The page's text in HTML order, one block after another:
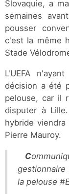
Slovaquie, a
semaines
pousser
c'est la même
Stade
L'UEFA
décision a été
pelouse, car il
disputer à
hybride
Pierre Mauroy.
Communiqué-règlement de compte d'Elisa,
la pelouse